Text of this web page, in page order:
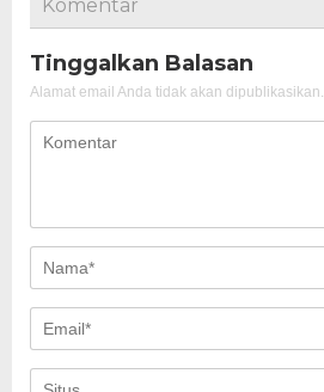
Komentar
Tinggalkan Balasan
Alamat email Anda tidak akan dipublikasikan.